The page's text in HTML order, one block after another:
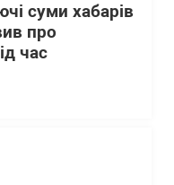
суми хабарів
про
час